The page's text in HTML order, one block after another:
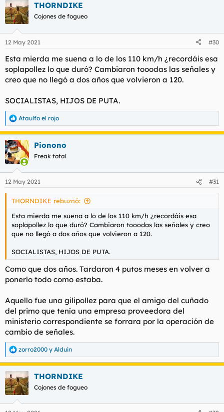
THORNDIKE
Cojones de fogueo
12 May 2021 #30
Esta mierda me suena a lo de los 110 km/h ¿recordáis esa
soplapollez lo que duró? Cambiaron tooodas las señales y
creo que no llegó a dos años que volvieron a 120.
SOCIALISTAS, HIJOS DE PUTA.
R
e
a
c
c
i
e
s
Ataulfo el rojo
Pionono
Freak total
12 May 2021 #31
THORNDIKE rebuznó:
Esta mierda me suena a lo de los 110 km/h ¿recordáis esa
soplapollez lo que duró? Cambiaron tooodas las señales y creo
que no llegó a dos años que volvieron a 120.
SOCIALISTAS, HIJOS DE PUTA.
Como que dos años. Tardaron 4 putos meses en volver a
ponerlo todo como estaba.
Aquello fue una gilipollez para que el amigo del cuñado
del primo que tenía una empresa proveedora del
ministerio correspondiente se forrara por la operación de
cambio de señales.
R
e
a
c
c
i
zorro2000 y Alduin
THORNDIKE
Cojones de fogueo